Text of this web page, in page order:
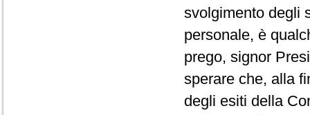
svolgimento degli
personale, è
prego, signor
sperare che, alla
degli esiti della